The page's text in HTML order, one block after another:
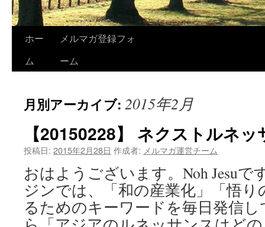
ホー
ム
メルマガ登録フォ
ーム
月別アーカイブ: 2015年2月
【20150228】 ネクストルネッ
投稿日: 2015年2月28日 作成者: メルマガ運営チーム
おはようございます。Noh Jesuで
ジンでは、「和の産業化」「悟
るためのキーワードを毎日発信